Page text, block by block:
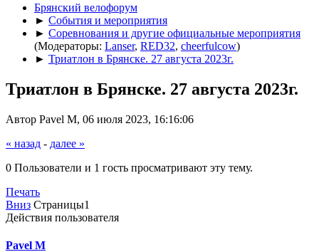
Брянский велофорум
► События и мероприятия
► Соревнования и другие официальные мероприятия
(Модераторы: Lanser, RED32, cheerfulcow)
► Триатлон в Брянске. 27 августа 2023г.
Триатлон в Брянске. 27 августа 2023г.
Автор Pavel M, 06 июля 2023, 16:16:06
« назад - далее »
0 Пользователи и 1 гость просматривают эту тему.
Печать
Вниз Страницы1
Действия пользователя
Pavel M